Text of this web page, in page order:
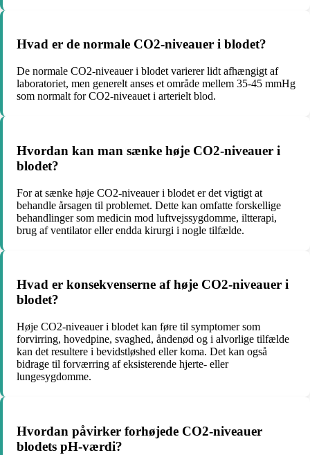
Hvad er de normale CO2-niveauer i blodet?
De normale CO2-niveauer i blodet varierer lidt afhængigt af
laboratoriet, men generelt anses et område mellem 35-45 mmHg
som normalt for CO2-niveauet i arterielt blod.
Hvordan kan man sænke høje CO2-niveauer i
blodet?
For at sænke høje CO2-niveauer i blodet er det vigtigt at
behandle årsagen til problemet. Dette kan omfatte forskellige
behandlinger som medicin mod luftvejssygdomme, iltterapi,
brug af ventilator eller endda kirurgi i nogle tilfælde.
Hvad er konsekvenserne af høje CO2-niveauer i
blodet?
Høje CO2-niveauer i blodet kan føre til symptomer som
forvirring, hovedpine, svaghed, åndenød og i alvorlige tilfælde
kan det resultere i bevidstløshed eller koma. Det kan også
bidrage til forværring af eksisterende hjerte- eller
lungesygdomme.
Hvordan påvirker forhøjede CO2-niveauer
blodets pH-værdi?